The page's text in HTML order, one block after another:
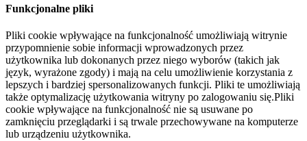
Funkcjonalne pliki
Pliki cookie wpływające na funkcjonalność umożliwiają witrynie
przypomnienie sobie informacji wprowadzonych przez
użytkownika lub dokonanych przez niego wyborów (takich jak
język, wyrażone zgody) i mają na celu umożliwienie korzystania z
lepszych i bardziej spersonalizowanych funkcji. Pliki te umożliwiają
także optymalizację użytkowania witryny po zalogowaniu się.Pliki
cookie wpływające na funkcjonalność nie są usuwane po
zamknięciu przeglądarki i są trwale przechowywane na komputerze
lub urządzeniu użytkownika.